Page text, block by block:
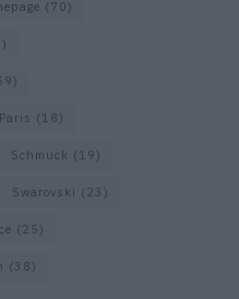
(70)
Paris (18)
Schmuck (19)
Swarovski (23)
(25)
(38)